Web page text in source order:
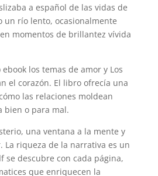
a español de las vidas de
un río lento, ocasionalmente
momentos de brillantez vívida
los temas de amor y Los
el corazón. El libro ofrecía una
las relaciones moldean
bien o para mal.
una ventana a la mente y
La riqueza de la narrativa es un
se descubre con cada página,
que enriquecen la